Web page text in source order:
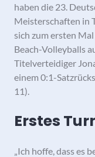
haben die 23.
Meisterschaften in
sich zum ersten
Beach-Volleyballs
Titelverteidiger
einem 0:1-
11).
Erstes
„Ich hoffe, dass es